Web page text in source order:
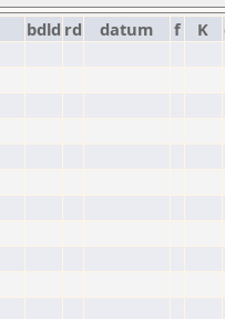
bdld rd datum f K